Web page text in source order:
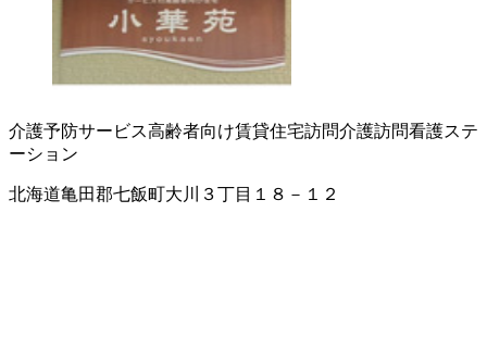
介護予防サービス高齢者向け賃貸住宅訪問介護訪問看護ステ
ーション
北海道亀田郡七飯町大川３丁目１８－１２